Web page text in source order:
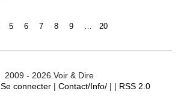
5 6 7 8 9 … 20
2009 - 2026 Voir & Dire
Se connecter| Contact/Info/| | RSS 2.0